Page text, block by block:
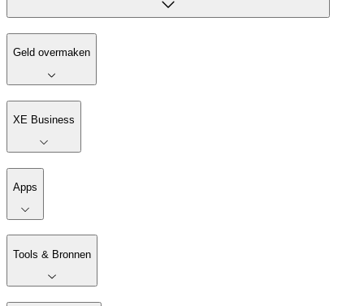
Geld overmaken
XE Business
Apps
Tools & Bronnen